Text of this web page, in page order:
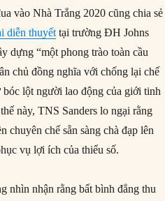
vào Nhà Trắng 2020 cũng chia sẻ
diễn thuyết tại trường ĐH Johns
dựng “một phong trào toàn cầu
chủ đồng nghĩa với chống lại chế
lột người lao động của giới tinh
này, TNS Sanders lo ngại rằng
chuyên chế sẵn sàng chà đạp lên
vụ lợi ích của thiểu số.
nhìn nhận rằng bất bình đẳng thu